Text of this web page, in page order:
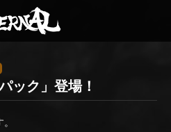
ック」登場！